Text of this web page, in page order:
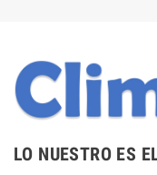
LO NUESTRO ES